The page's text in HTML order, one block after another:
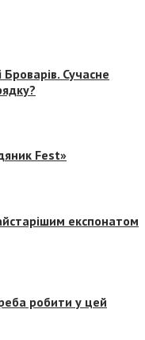
Сучасне
Fest»
експонатом
робити у цей